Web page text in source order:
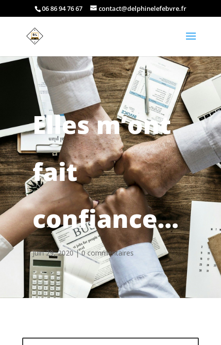
06 86 94 76 67 contact@delphinelefebvre.fr
Elles m’ont
fait
confiance…
Juin 29, 2020 0 commentaires